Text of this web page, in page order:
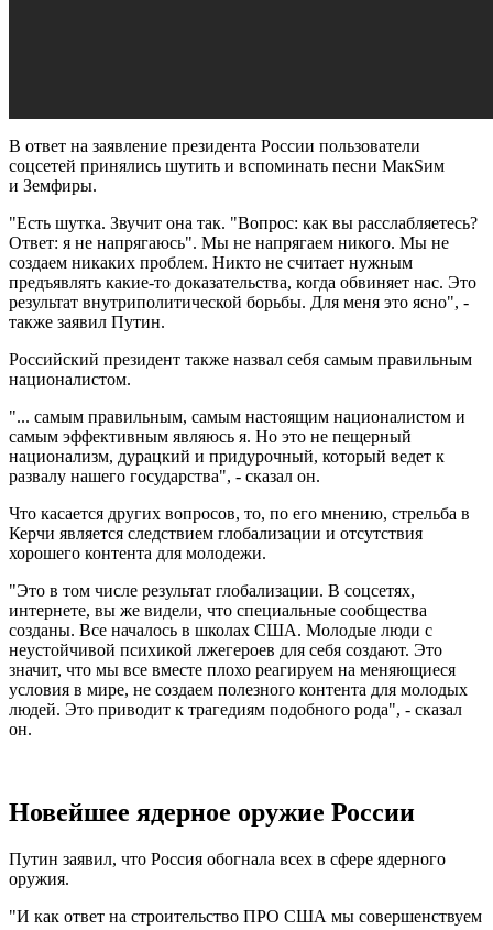
В ответ на заявление президента России пользователи
соцсетей принялись шутить и вспоминать песни МакSим
и Земфиры.
"Есть шутка. Звучит она так. "Вопрос: как вы расслабляетесь?
Ответ: я не напрягаюсь". Мы не напрягаем никого. Мы не
создаем никаких проблем. Никто не считает нужным
предъявлять какие-то доказательства, когда обвиняет нас. Это
результат внутриполитической борьбы. Для меня это ясно", -
также заявил Путин.
Российский президент также назвал себя самым правильным
националистом.
"... самым правильным, самым настоящим националистом и
самым эффективным являюсь я. Но это не пещерный
национализм, дурацкий и придурочный, который ведет к
развалу нашего государства", - сказал он.
Что касается других вопросов, то, по его мнению, стрельба в
Керчи является следствием глобализации и отсутствия
хорошего контента для молодежи.
"Это в том числе результат глобализации. В соцсетях,
интернете, вы же видели, что специальные сообщества
созданы. Все началось в школах США. Молодые люди с
неустойчивой психикой лжегероев для себя создают. Это
значит, что мы все вместе плохо реагируем на меняющиеся
условия в мире, не создаем полезного контента для молодых
людей. Это приводит к трагедиям подобного рода", - сказал
он.
Новейшее ядерное оружие России
Путин заявил, что Россия обогнала всех в сфере ядерного
оружия.
"И как ответ на строительство ПРО США мы совершенствуем